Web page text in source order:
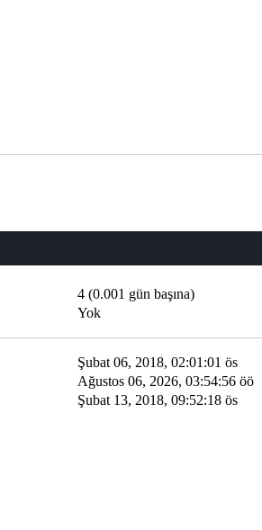
4 (0.001 gün başına)
Yok
Şubat 06, 2018, 02:01:01 ös
Ağustos 06, 2026, 03:54:56 öö
Şubat 13, 2018, 09:52:18 ös